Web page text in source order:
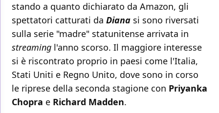
stando a quanto dichiarato da Amazon, gli
spettatori catturati da Diana si sono riversati
sulla serie "madre" statunitense arrivata in
streaming l'anno scorso. Il maggiore interesse
si è riscontrato proprio in paesi come l'Italia,
Stati Uniti e Regno Unito, dove sono in corso
le riprese della seconda stagione con Priyanka
Chopra e Richard Madden.